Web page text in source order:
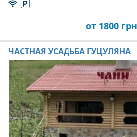
от 1800 грн
ЧАСТНАЯ УСАДЬБА ГУЦУЛЯНА